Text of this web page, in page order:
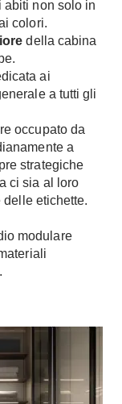
te in giardino
te in bagno
fai da te
Bricolage
abiti non solo in
colori.
della cabina
ai
a tutti gli
occupato da
a
strategiche
ci sia al loro
delle etichette.
modulare